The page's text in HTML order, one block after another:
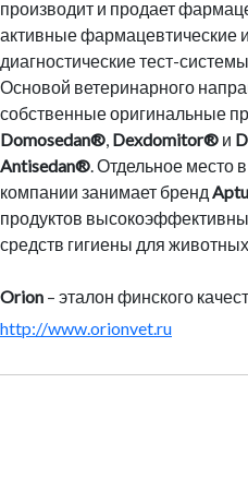
производит и продает
активные фармацевтические
диагностические тест-
Основой ветеринарного
собственные оригинальные
Domosedan®, Dexdomitor® и
Antisedan®. Отдельное место
компании занимает бренд
продуктов
средств гигиены для
Orion – эталон финского
http://www.orionvet.ru